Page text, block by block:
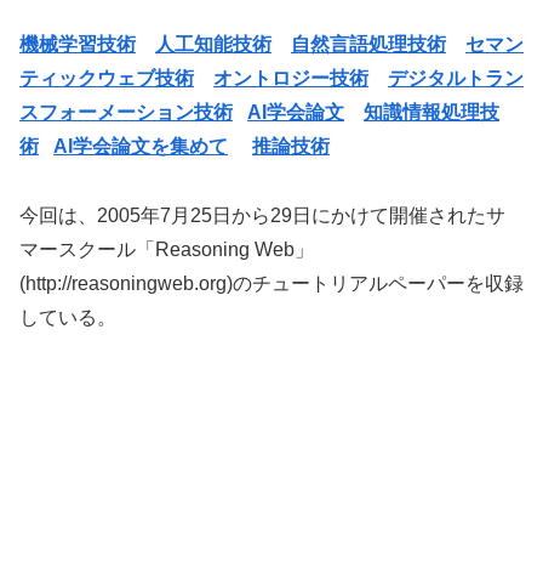
機械学習技術 人工知能技術 自然言語処理技術
セマン
ティックウェブ技術
オントロジー技術
デジタルトラン
スフォーメーション技術
AI学会論文
知識情報処理技
術
AI学会論文を集めて 推論技術
今回は、2005年7月25日から29日にかけて開催されたサ
マースクール「Reasoning Web」
(http://reasoningweb.org)のチュートリアルペーパーを収録
している。